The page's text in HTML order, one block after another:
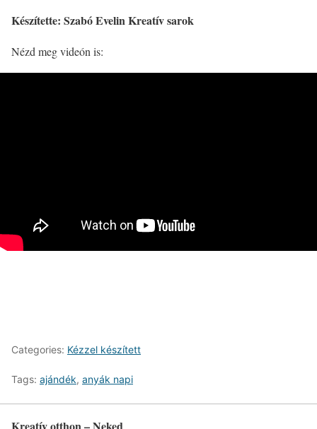
Készítette: Szabó Evelin Kreatív sarok
Nézd meg videón is:
Categories: Kézzel készített
Tags: ajándék, anyák napi